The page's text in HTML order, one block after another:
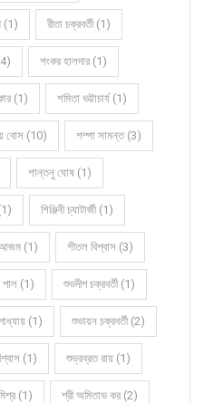
(1) রীতা চক্রবর্তী (1)
শংকর হালদার (1)
(1) শমিতা ভট্টাচার্য (1)
বোস (10) শম্পা সামন্ত (3)
শান্তনু ঘোষ (1)
শিঞ্জিনী চ্যাটার্জী (1)
আজম (1) শীতল বিশ্বাস (3)
(1) শুভদীপ চক্রবর্তী (1)
(1) শুভায়ন চক্রবর্তী (2)
(1) শুভ্রব্রত রায় (1)
(1) শ্রী অমিতাভ কর (2)